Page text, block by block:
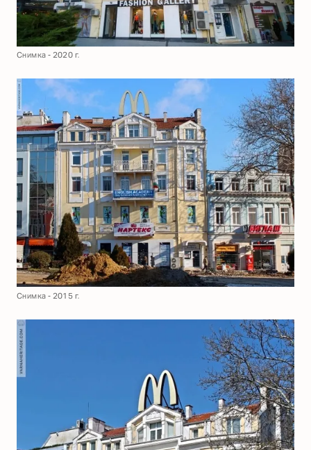
Снимка - 2020 г.
Снимка - 2015 г.